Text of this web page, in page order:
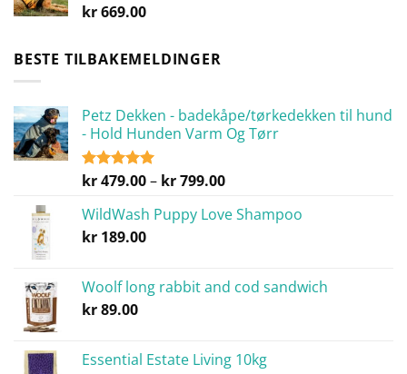
kr669.00
BESTE TILBAKEMELDINGER
Petz Dekken - badekåpe/tørkedekken til hund
- Hold Hunden Varm Og Tørr
Vurdert
kr479.00– kr799.00Prisområde:
til
WildWash Puppy Love Shampoo
kr 189.00
Woolf long rabbit and cod sandwich
kr89.00
Essential Estate Living 10kg